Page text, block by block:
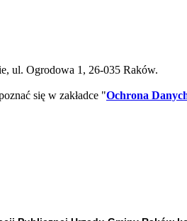
ul. Ogrodowa 1, 26-035 Raków.
się w zakładce "Ochrona